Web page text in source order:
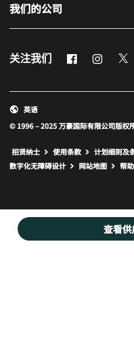
查看
我们的公司
关注我们 Facebook
© 1996 – 2025 万豪国际有限公司版权
英语
招贤纳士 使用条款 计划细则及
数字化无障碍设计
网站地图 打
帮助